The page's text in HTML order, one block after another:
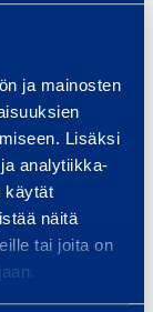
ja mainosten
Lisäksi
analytiikka-
käytät
näitä
tai joita on